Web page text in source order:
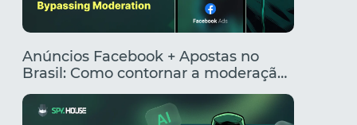
Anúncios Facebook + Apostas no
Brasil: Como contornar a moderação
e criar anúncios clicáveis